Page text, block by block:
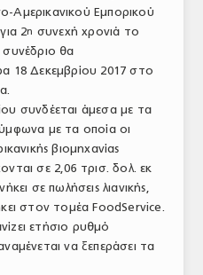
Αμερικανικού Εμπορικού
2η συνεχή χρονιά το
θα
18 Δεκεμβρίου 2017 στο
συνδέεται άμεσα με τα
με τα οποία οι
βιομηχανίας
σε 2,06 τρισ. δολ. εκ
σε πωλήσεις λιανικής,
στον τομέα FoodService.
ετήσιo ρυθμό
να ξεπεράσει τα